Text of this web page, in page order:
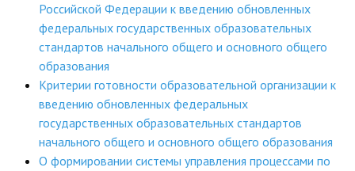
Российской Федерации к введению обновленных
федеральных государственных образовательных
стандартов начального общего и основного общего
образования
Критерии готовности образовательной организации к
введению обновленных федеральных
государственных образовательных стандартов
начального общего и основного общего образования
О формировании системы управления процессами по